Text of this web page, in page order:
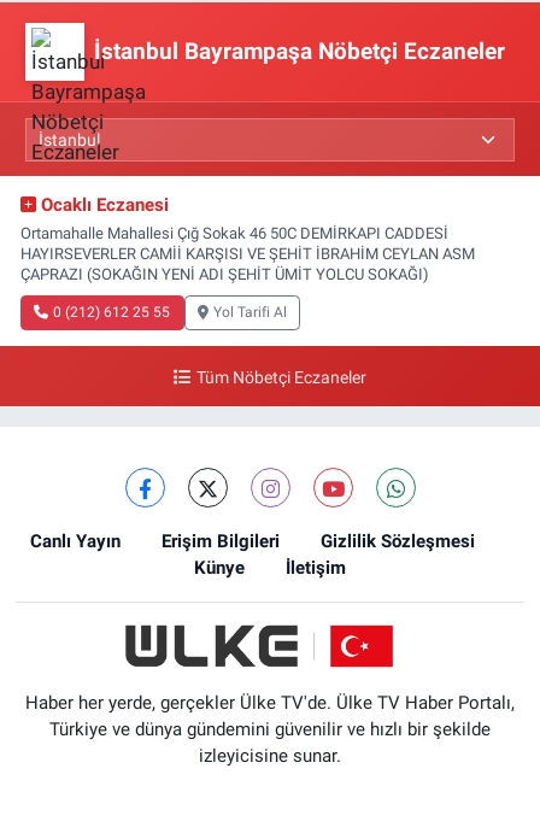
İstanbul Bayrampaşa Nöbetçi Eczaneler
Ocaklı Eczanesi
Ortamahalle Mahallesi Çığ Sokak 46 50C DEMİRKAPI CADDESİ
HAYIRSEVERLER CAMİİ KARŞISI VE ŞEHİT İBRAHİM CEYLAN ASM
ÇAPRAZI (SOKAĞIN YENİ ADI ŞEHİT ÜMİT YOLCU SOKAĞI)
0 (212) 612 25 55 Yol Tarifi Al
Tüm Nöbetçi Eczaneler
Canlı Yayın Erişim Bilgileri
Gizlilik Sözleşmesi
Künye
İletişim
Haber her yerde, gerçekler Ülke TV'de. Ülke TV Haber Portalı,
Türkiye ve dünya gündemini güvenilir ve hızlı bir şekilde
izleyicisine sunar.